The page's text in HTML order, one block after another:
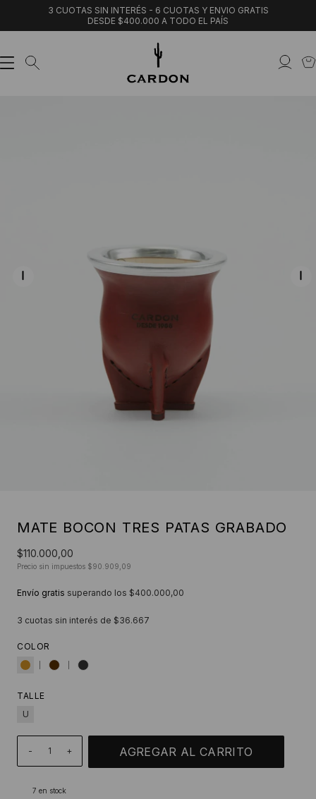
3 CUOTAS SIN INTERÉS - 6 CUOTAS Y ENVIO GRATIS
DESDE $400.000 A TODO EL PAÍS
MATE BOCON TRES PATAS GRABADO
$110.000,00
Precio sin impuestos $90.909,09
Envío gratis superando los $400.000,00
3 cuotas sin interés de $36.667
COLOR
TALLE
U
- +
7 en stock